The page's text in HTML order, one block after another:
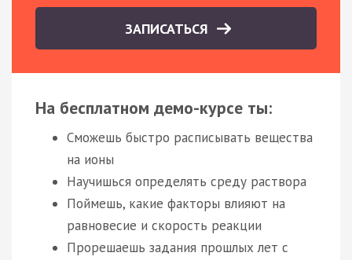
ЗАПИСАТЬСЯ
На бесплатном демо-курсе ты:
Сможешь быстро расписывать вещества
на ионы
Научишься определять среду раствора
Поймешь, какие факторы влияют на
равновесие и скорость реакции
Прорешаешь задания прошлых лет с